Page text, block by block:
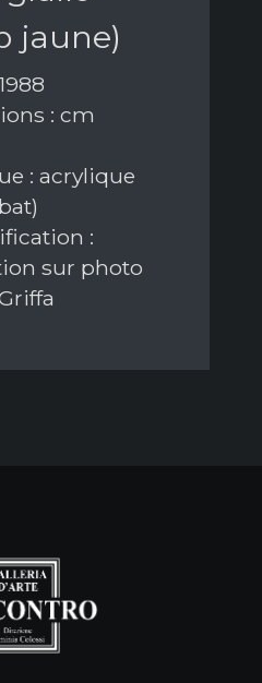
jaune)
: cm
: acrylique
:
sur photo